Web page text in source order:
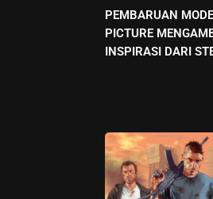
PEMBARUAN
PICTURE
INSPIRASI DARI